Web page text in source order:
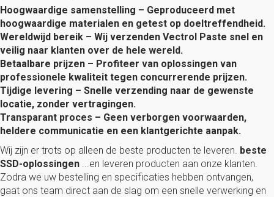
Hoogwaardige samenstelling – Geproduceerd met
hoogwaardige materialen en getest op doeltreffendheid.
Wereldwijd bereik – Wij verzenden Vectrol Paste snel en
veilig naar klanten over de hele wereld.
Betaalbare prijzen – Profiteer van oplossingen van
professionele kwaliteit tegen concurrerende prijzen.
Tijdige levering – Snelle verzending naar de gewenste
locatie, zonder vertragingen.
Transparant proces – Geen verborgen voorwaarden,
heldere communicatie en een klantgerichte aanpak.
Wij zijn er trots op alleen de beste producten te leveren. beste
SSD-oplossingen ...en leveren producten aan onze klanten.
Zodra we uw bestelling en specificaties hebben ontvangen,
gaat ons team direct aan de slag om een ​​snelle verwerking en